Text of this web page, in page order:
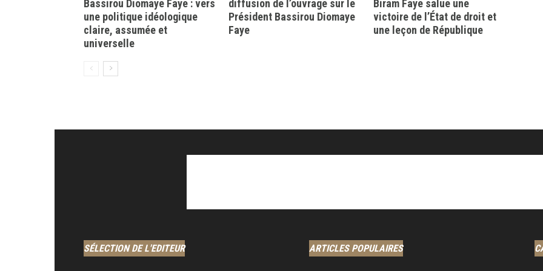
Bassirou Diomaye Faye : vers
une politique idéologique
claire, assumée et
universelle
diffusion de l’ouvrage sur le
Président Bassirou Diomaye
Faye
Biram Faye salue une
victoire de l’État de droit et
une leçon de République
SÉLECTION DE L'EDITEUR ARTICLES POPULAIRES